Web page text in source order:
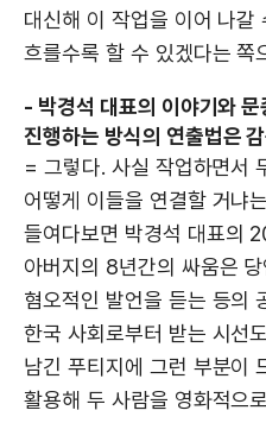
대신해 이 작업을 이어 나갈
흐를수록 할 수 있겠다는 쪽
- 박경석 대표의 이야기와
진행하는 방식의 연출법은
= 그렇다. 사실 작업하면서
어떻게 이들을 연결할 거냐
들여다보면 박경석 대표의
아버지의 8년간의 싸움은
혐오적인 발언을 듣는 등의
한국 사회로부터 받는 시선
남긴 푸티지에 그런 부분이
활용해 두 사람을 영화적으